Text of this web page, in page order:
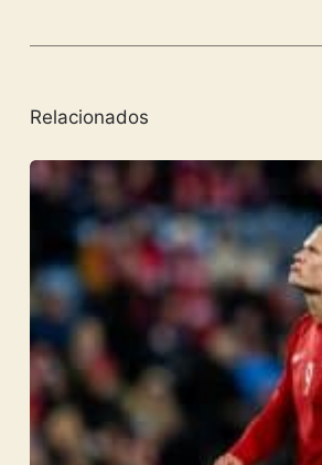
Relacionados